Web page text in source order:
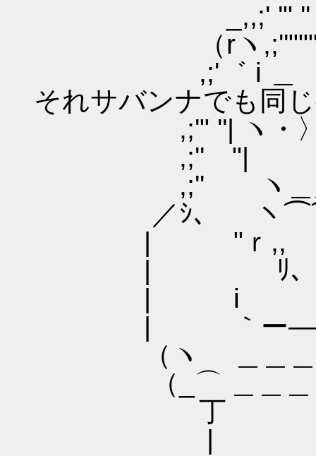
_,,;' '" '' ゛''"
（rヽ,;''"""''゛
,;'゛ i ＿
それサバンナでも同
,;'" ''| ヽ・〉
,;'' "| ▼ |
,;'' ヽ＿人
／ｼ、 ヽ
| "ｒ,, ｀
| ﾘ
| i ゛ｒ
| ｀ー
（ヽ ＿＿＿＿
（_⌒ ＿＿＿＿
|